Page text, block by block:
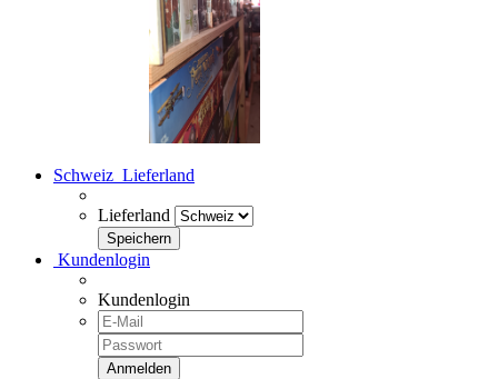
Schweiz Lieferland
Lieferland
Kundenlogin
Kundenlogin